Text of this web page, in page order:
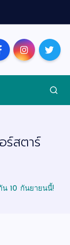
ร์สตาร์
น 10 กันยายนนี้!